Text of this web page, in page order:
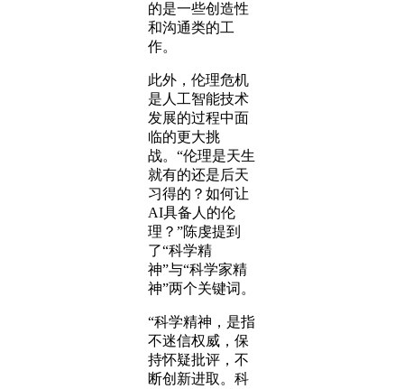
的是一些创造性
和沟通类的工
作。
此外，伦理危机
是人工智能技术
发展的过程中面
临的更大挑
战。“伦理是天生
就有的还是后天
习得的？如何让
AI具备人的伦
理？”陈虔提到
了“科学精
神”与“科学家精
神”两个关键词。
“科学精神，是指
不迷信权威，保
持怀疑批评，不
断创新进取。科